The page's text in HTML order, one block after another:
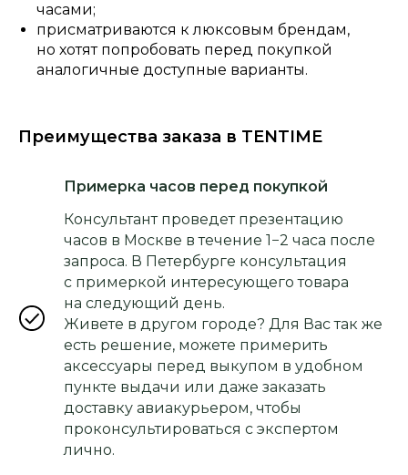
часами;
присматриваются к люксовым брендам,
но хотят попробовать перед покупкой
аналогичные доступные варианты.
Преимущества заказа в TENTIME
Примерка часов перед покупкой
Консультант проведет презентацию
часов в Москве в течение 1−2 часа после
запроса. В Петербурге консультация
с примеркой интересующего товара
на следующий день.
Живете в другом городе? Для Вас так же
есть решение, можете примерить
аксессуары перед выкупом в удобном
пункте выдачи или даже заказать
доставку авиакурьером, чтобы
проконсультироваться с экспертом
лично.